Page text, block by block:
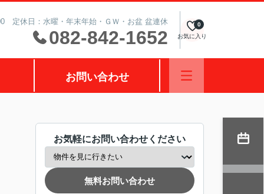
定休日：水曜・年末年始・ＧＷ・お盆 盆連休
082-842-1652 お気に入り
0
お問い合わせ
お気軽にお問い合わせください
無料お問い合わせ